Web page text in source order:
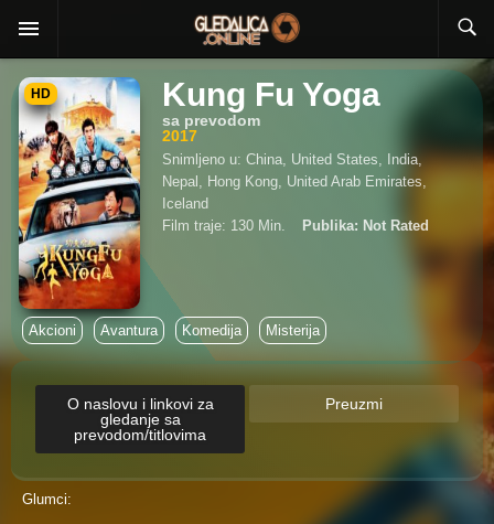
HD Kung Fu Yoga
sa prevodom
2017
Snimljeno u: China, United States, India,
Nepal, Hong Kong, United Arab Emirates,
Iceland
Film traje: 130 Min.
Publika: Not Rated
Akcioni Avantura Komedija Misterija
O naslovu i linkovi za
gledanje sa
prevodom/titlovima
Preuzmi
Glumci: